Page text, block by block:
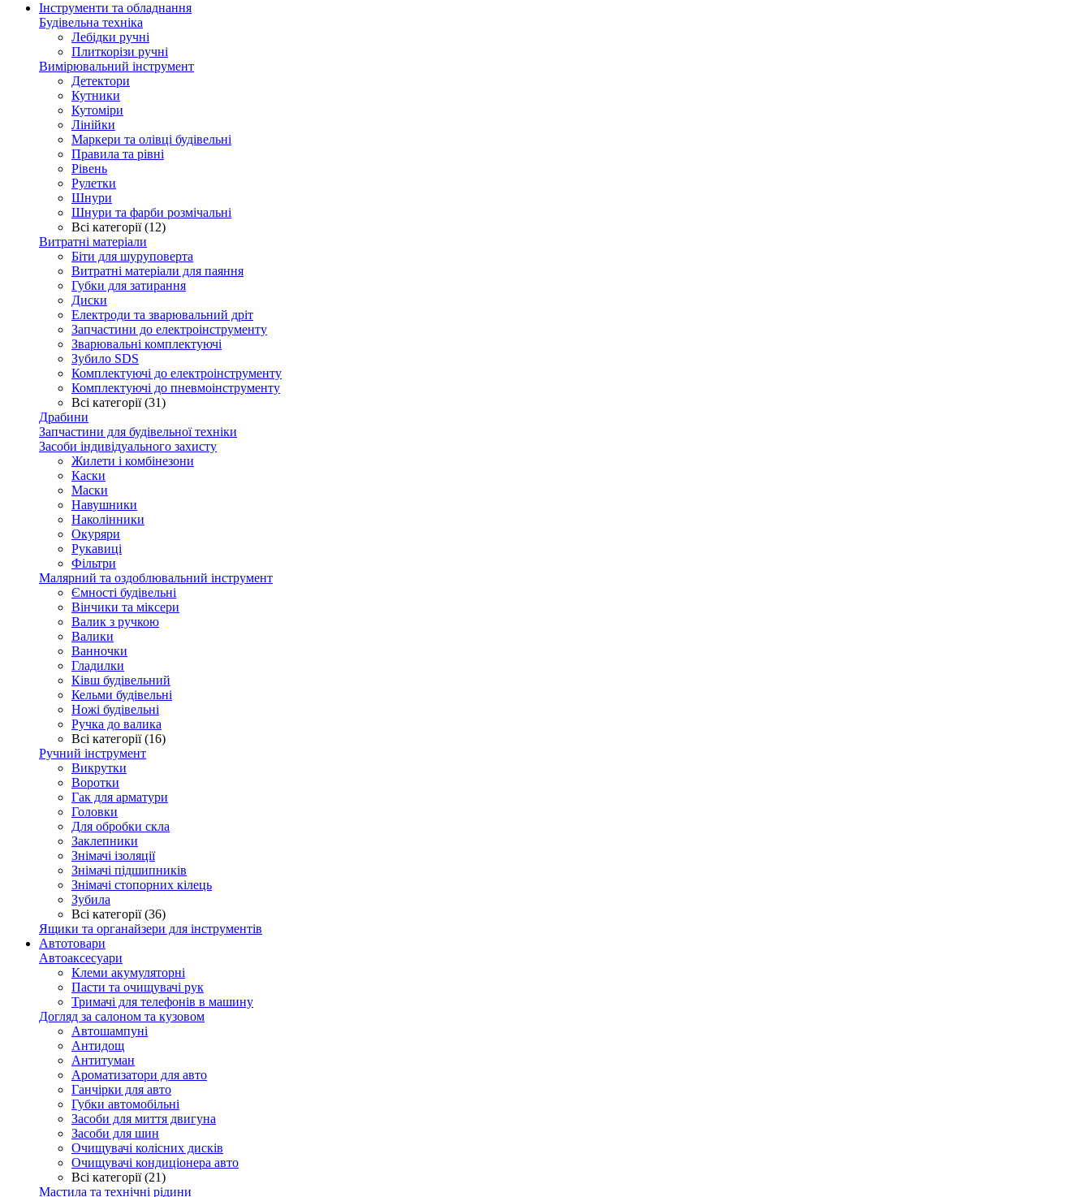
Інструменти та обладнання
Будівельна техніка
Лебідки ручні
Плиткорізи ручні
Вимірювальний інструмент
Детектори
Кутники
Кутоміри
Лінійки
Маркери та олівці будівельні
Правила та рівні
Рівень
Рулетки
Шнури
Шнури та фарби розмічальні
Всі категорії (12)
Витратні матеріали
Біти для шуруповерта
Витратні матеріали для паяння
Губки для затирання
Диски
Електроди та зварювальний дріт
Запчастини до електроінструменту
Зварювальні комплектуючі
Зубило SDS
Комплектуючі до електроінструменту
Комплектуючі до пневмоінструменту
Всі категорії (31)
Драбини
Запчастини для будівельної техніки
Засоби індивідуального захисту
Жилети і комбінезони
Каски
Маски
Навушники
Наколінники
Окуряри
Рукавиці
Фільтри
Малярний та оздоблювальний інструмент
Ємності будівельні
Вінчики та міксери
Валик з ручкою
Валики
Ванночки
Гладилки
Ківш будівельний
Кельми будівельні
Ножі будівельні
Ручка до валика
Всі категорії (16)
Ручний інструмент
Викрутки
Воротки
Гак для арматури
Головки
Для обробки скла
Заклепники
Знімачі ізоляції
Знімачі підшипників
Знімачі стопорних кілець
Зубила
Всі категорії (36)
Ящики та органайзери для інструментів
Автотовари
Автоаксесуари
Клеми акумуляторні
Пасти та очищувачі рук
Тримачі для телефонів в машину
Догляд за салоном та кузовом
Автошампуні
Антидощ
Антитуман
Ароматизатори для авто
Ганчірки для авто
Губки автомобільні
Засоби для миття двигуна
Засоби для шин
Очищувачі колісних дисків
Очищувачі кондиціонера авто
Всі категорії (21)
Мастила та технічні рідини